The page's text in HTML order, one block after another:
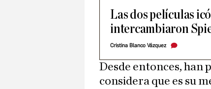
Las dos películas
intercambiaron
Cristina Blanco Vázquez
Desde entonces, han
considera que es su